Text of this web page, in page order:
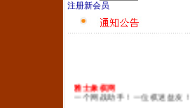
注册新会员
雅士象棋网
一个网战助手！一位棋迷益友！